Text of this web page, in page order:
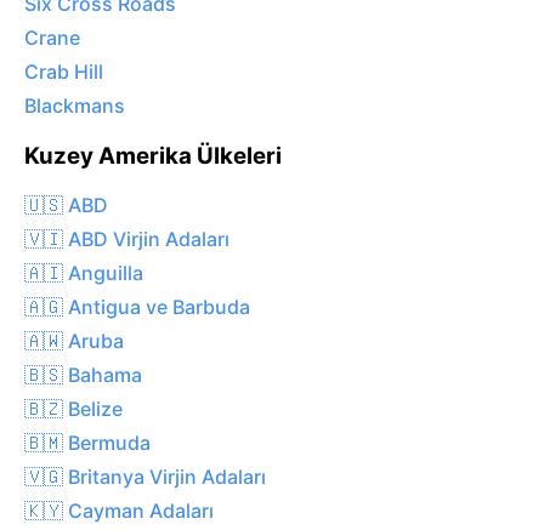
Crane
Crab Hill
Blackmans
Kuzey Amerika Ülkeleri
🇺🇸 ABD
🇻🇮 ABD Virjin Adaları
🇦🇮 Anguilla
🇦🇬 Antigua ve Barbuda
🇦🇼 Aruba
🇧🇸 Bahama
🇧🇿 Belize
🇧🇲 Bermuda
🇻🇬 Britanya Virjin Adaları
🇰🇾 Cayman Adaları